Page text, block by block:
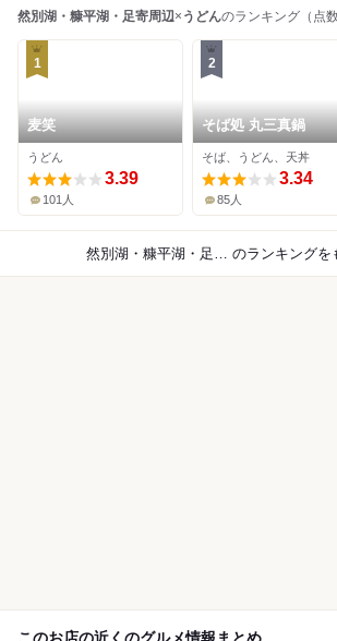
然別湖・糠平湖・足寄周辺× うどんのランキング（点
1
麦笑
うどん
3.39
101人
2
そば処 丸三真鍋
そば、うどん、天丼
3.34
85人
然別湖・糠平湖・足寄周辺×うどん のランキングを